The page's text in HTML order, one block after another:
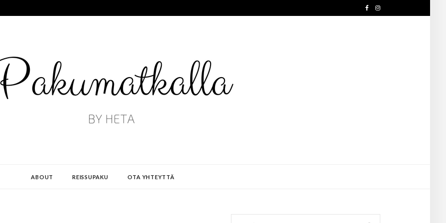
ABOUT REISSUPAKU OTA YHTEYTTÄ